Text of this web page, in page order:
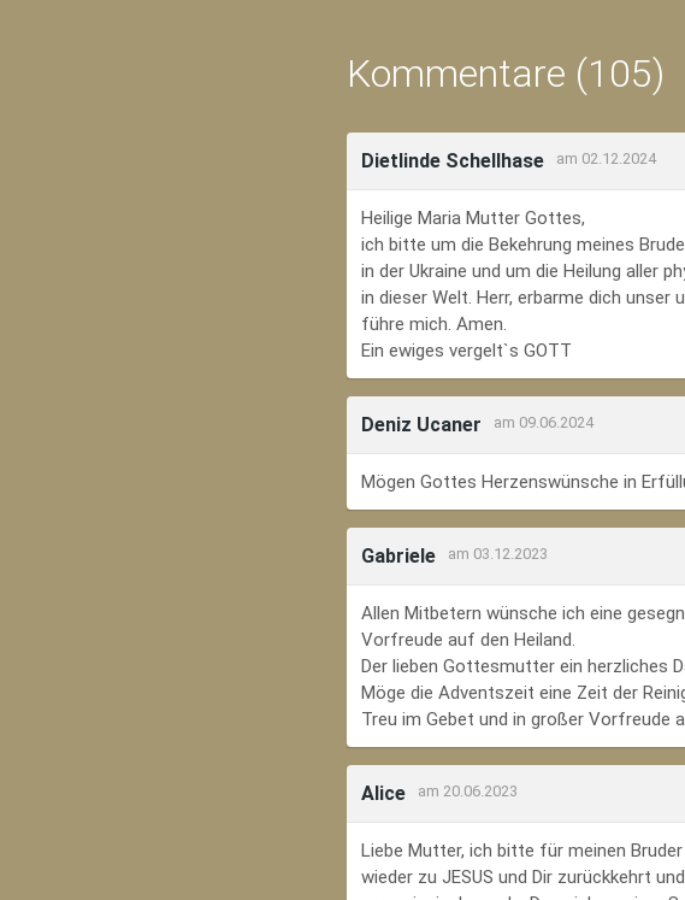
Kommentare (105)
Dietlinde Schellhase am 02.12.2024
Heilige Maria Mutter Gottes,
ich bitte um die Bekehrung meines
in der Ukraine und um die Heilung aller
in dieser Welt. Herr, erbarme dich unser
führe mich. Amen.
Ein ewiges vergelt`s GOTT
Deniz Ucaner am 09.06.2024
Mögen Gottes Herzenswünsche in
Gabriele am 03.12.2023
Allen Mitbetern wünsche ich eine
Vorfreude auf den Heiland.
Der lieben Gottesmutter ein herzliches
Möge die Adventszeit eine Zeit der
Treu im Gebet und in großer Vorfreude
Alice am 20.06.2023
Liebe Mutter, ich bitte für meinen
wieder zu JESUS und Dir zurückkehrt